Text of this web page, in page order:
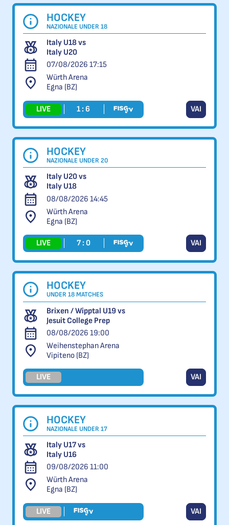
HOCKEY
NAZIONALE UNDER 18
Italy U18 vs
Italy U20
07/08/2026 17:15
Würth Arena
Egna (BZ)
LIVE 1 : 6 VAI
HOCKEY
NAZIONALE UNDER 20
Italy U20 vs
Italy U18
08/08/2026 14:45
Würth Arena
Egna (BZ)
LIVE 7 : 0 VAI
HOCKEY
UNDER 18 MATCHES
Brixen / Wipptal U19 vs
Jesuit College Prep
08/08/2026 19:00
Weihenstephan Arena
Vipiteno (BZ)
LIVE VAI
HOCKEY
NAZIONALE UNDER 17
Italy U17 vs
Italy U16
09/08/2026 11:00
Würth Arena
Egna (BZ)
LIVE VAI